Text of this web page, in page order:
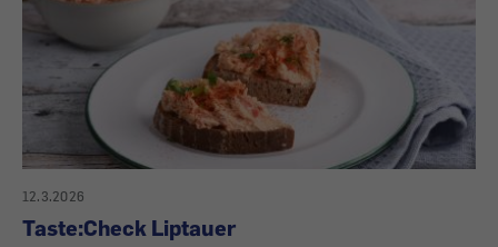
12.3.2026
Taste:Check Liptauer